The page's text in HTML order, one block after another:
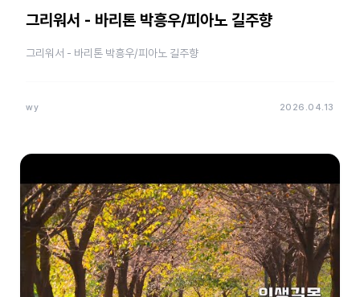
그리워서 - 바리톤 박흥우/피아노 길주향
그리워서 - 바리톤 박흥우/피아노 길주향
wy 2026.04.13